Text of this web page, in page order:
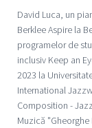
David Luca, un
Berklee Aspire la
programelor de
inclusiv Keep an
2023 la
International
Composition -
Muzică